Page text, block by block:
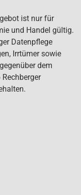
ist nur für
und Handel gültig.
Datenpflege
Irrtümer sowie
dem